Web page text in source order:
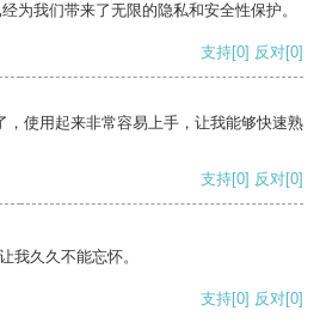
为我们带来了无限的隐私和安全性保护。
支持[0] 反对[0]
，使用起来非常容易上手，让我能够快速熟
支持[0] 反对[0]
我久久不能忘怀。
支持[0] 反对[0]